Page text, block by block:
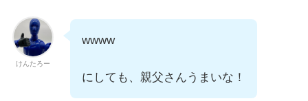
けんたろー
wwww
にしても、親父さんうまいな！